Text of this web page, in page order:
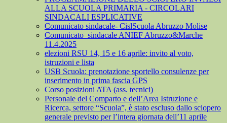
ALLA SCUOLA PRIMARIA - CIRCOLARI
SINDACALI ESPLICATIVE
Comunicato sindacale- CislScuola Abruzzo Molise
Comunicato_sindacale ANIEF Abruzzo&Marche
11.4.2025
elezioni RSU 14, 15 e 16 aprile: invito al voto,
istruzioni e lista
USB Scuola: prenotazione sportello consulenze per
inserimento in prima fascia GPS
Corso posizioni ATA (ass. tecnici)
Personale del Comparto e dell’Area Istruzione e
Ricerca, settore “Scuola”, è stato escluso dallo sciopero
generale previsto per l’intera giornata dell’11 aprile